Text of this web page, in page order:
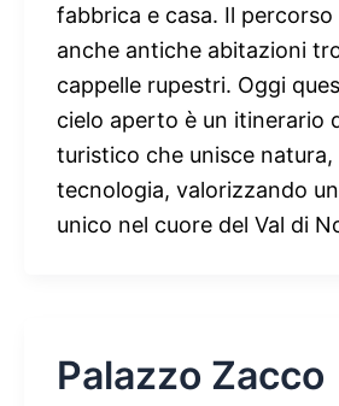
fabbrica e casa. Il
anche antiche abitazioni
cappelle rupestri. Oggi
cielo aperto è un itinerario
turistico che unisce natura,
tecnologia, valorizzando
unico nel cuore del Val di
Palazzo Zacco